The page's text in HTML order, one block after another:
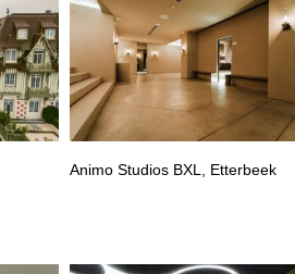
Animo Studios BXL, Etterbeek